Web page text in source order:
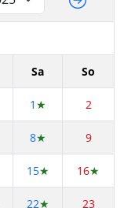
Sa So
1 ★ 2
8★ 9
15★ 16★
22★ 23